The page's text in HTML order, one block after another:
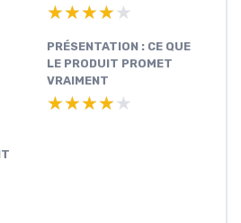
★★★★★
★★★★★
PRÉSENTATION : CE QUE
LE PRODUIT PROMET
VRAIMENT
★★★★★
★★★★★